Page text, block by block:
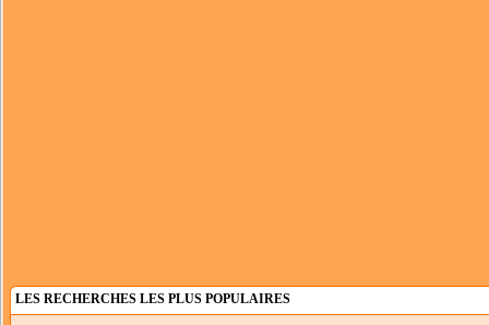
LES RECHERCHES LES PLUS POPULAIRES